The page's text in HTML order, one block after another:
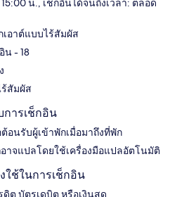
น., เช็กอินได้จนถึงเวลา: ตลอด
อาต์แบบไร้สัมผัส
น - 18
สัมผัส
ารเช็กอิน
อนรับผู้เข้าพักเมื่อมาถึงที่พัก
าจแปลโดยใช้เครื่องมือแปลอัตโนมัติ
ช้ในการเช็กอิน
ต บัตรเดบิต หรือเงินสด